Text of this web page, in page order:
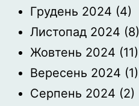
Грудень 2024 (4)
Листопад 2024 (8)
Жовтень 2024 (11)
Вересень 2024 (1)
Серпень 2024 (2)